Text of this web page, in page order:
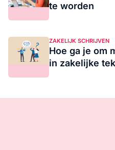
te worden
ZAKELIJK SCHRIJVEN
Hoe ga je om
in zakelijke